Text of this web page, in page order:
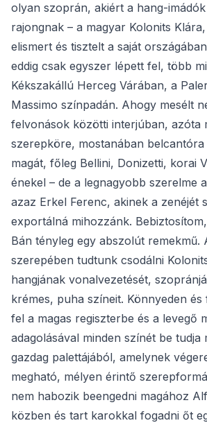
olyan szoprán, akiért a hang-
rajongnak – a magyar Kolonits
elismert és tisztelt a saját
eddig csak egyszer lépett fel, több
Kékszakállú Herceg Várában, a
Massimo színpadán. Ahogy mesélt
felvonások közötti interjúban, azóta
szerepköre, mostanában belcantóra
magát, főleg Bellini, Donizetti, korai
énekel – de a legnagyobb szerelme
azaz Erkel Ferenc, akinek a zenéjét
exportálná mihozzánk.
Bán tényleg egy abszolút remekmű.
szerepében tudtunk csodálni
hangjának vonalvezetését,
krémes, puha színeit. Könnyeden
fel a magas regiszterbe és a levegő
adagolásával minden színét be tudja
gazdag palettájából, amelynek
megható, mélyen érintő
nem habozik beengedni magához
közben és tart karokkal fogadni őt